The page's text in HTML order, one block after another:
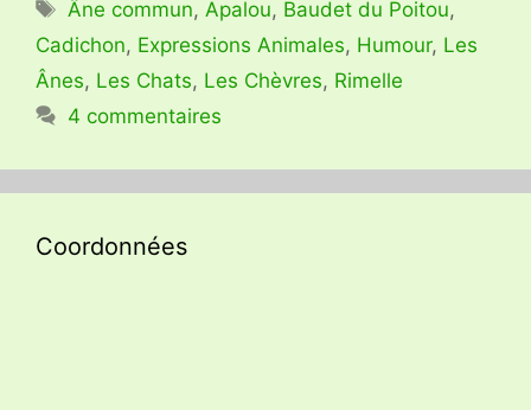
Âne commun, Apalou, Baudet du Poitou,
Cadichon, Expressions Animales, Humour, Les
Ânes, Les Chats, Les Chèvres, Rimelle
4 commentaires
Coordonnées